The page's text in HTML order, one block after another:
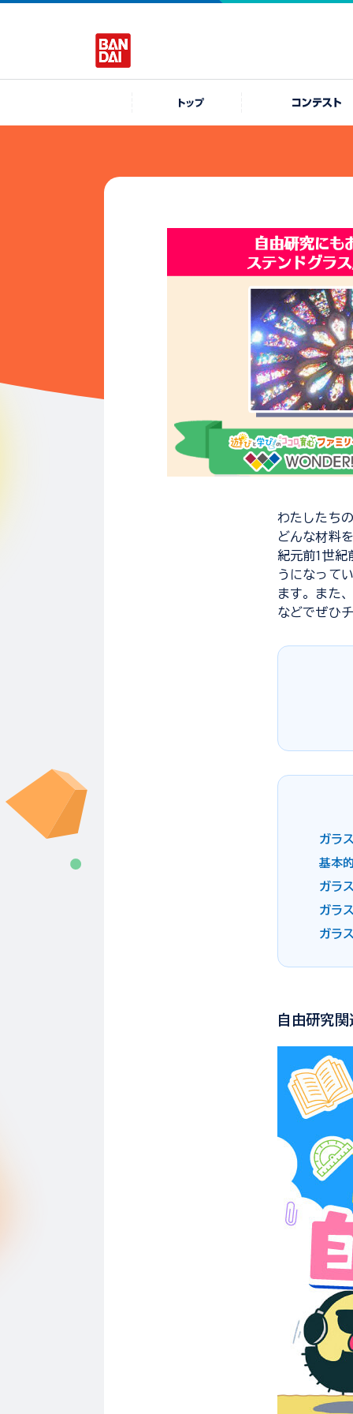
わたしたち
どんな材料
紀元前1世紀
うになって
ます。また
などでぜひ
ガラ
基本
ガラ
ガラ
ガラ
自由研究